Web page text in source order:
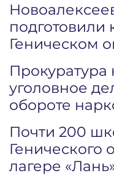
подготовили
Геническом
Прокуратура
уголовное
обороте
Почти 200
Генического
лагере